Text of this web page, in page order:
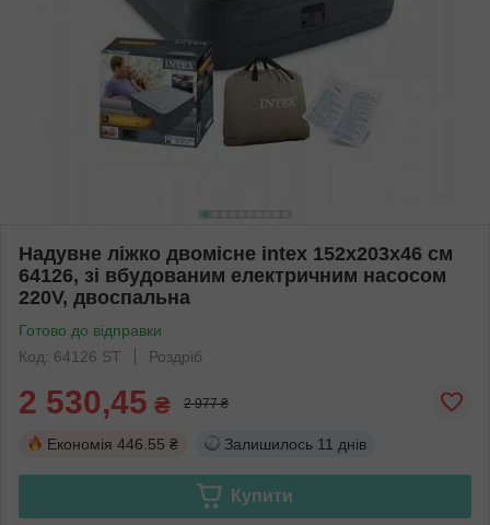
Надувне ліжко двомісне intex 152х203х46 см
64126, зі вбудованим електричним насосом
220V, двоспальна
Готово до відправки
Код: 64126 ST
Роздріб
2 530,45 ₴ 2 977 ₴
Економія 446.55 ₴ Залишилось 11 днів
Купити